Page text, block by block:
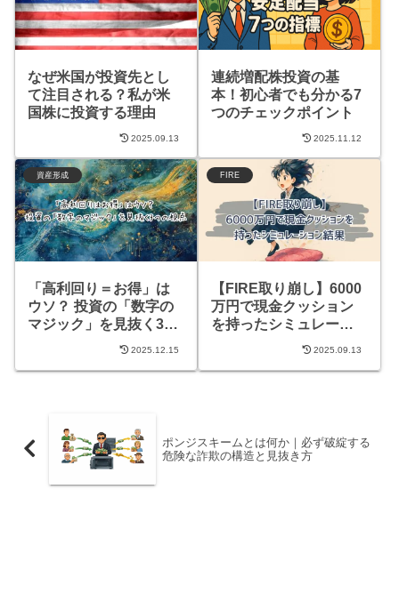
なぜ米国が投資先とし
て注目される？私が米
国株に投資する理由
2025.09.13
連続増配株投資の基
本！初心者でも分かる7
つのチェックポイント
2025.11.12
資産形成
「高利回り＝お得」は
ウソ？ 投資の「数字の
マジック」を見抜く3つ
2025.12.15
FIRE
【FIRE取り崩し】6000
万円で現金クッション
を持ったシミュレーシ
ョン結果（生活費5年、
2025.09.13
ポンジスキームとは何か｜必ず破綻する
危険な詐欺の構造と見抜き方